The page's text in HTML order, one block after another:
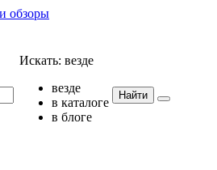
обзоры
Искать: везде
везде
в каталоге
в блоге
Найти